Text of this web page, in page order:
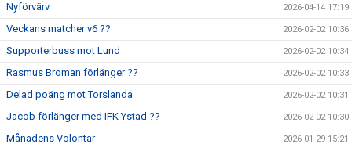
Nyförvärv 2026-04-14 17:19
Veckans matcher v6 ?? 2026-02-02 10:36
Supporterbuss mot Lund 2026-02-02 10:34
Rasmus Broman förlänger ?? 2026-02-02 10:33
Delad poäng mot Torslanda 2026-02-02 10:31
Jacob förlänger med IFK Ystad ?? 2026-02-02 10:30
Månadens Volontär 2026-01-29 15:21